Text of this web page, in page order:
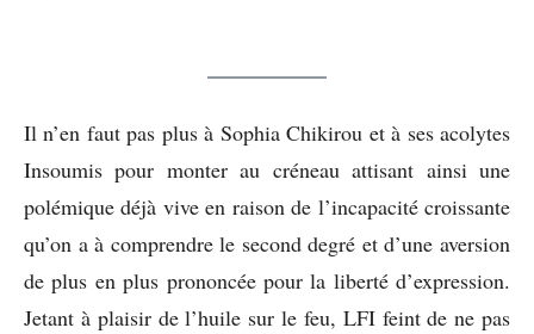
Il n’en faut pas plus à Sophia Chikirou et à ses acolytes
Insoumis pour monter au créneau attisant ainsi une
polémique déjà vive en raison de l’incapacité croissante
qu’on a à comprendre le second degré et d’une aversion
de plus en plus prononcée pour la liberté d’expression.
Jetant à plaisir de l’huile sur le feu, LFI feint de ne pas